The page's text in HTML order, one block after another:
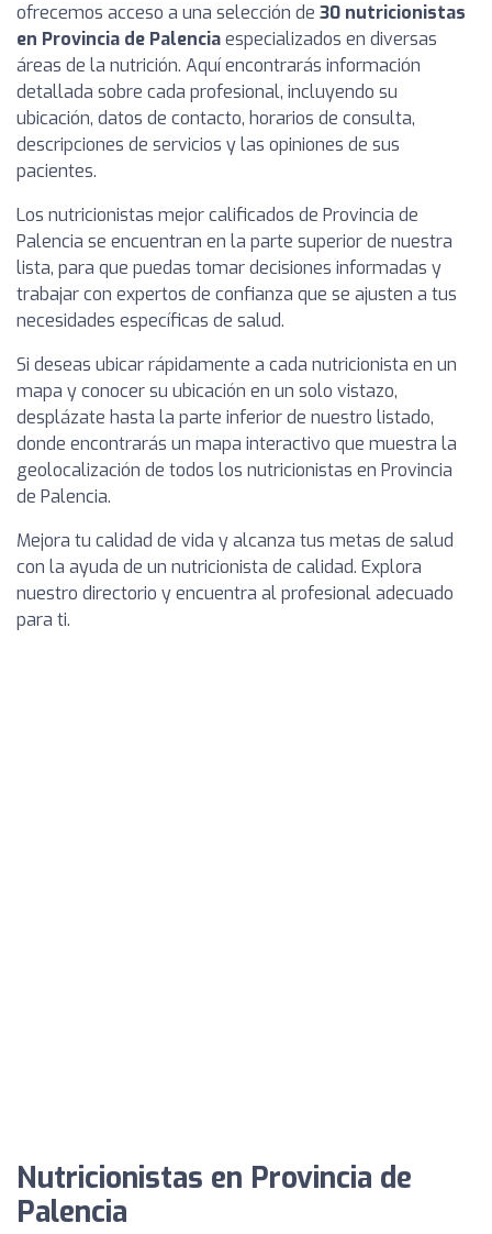
ofrecemos acceso a una selección de 30 nutricionistas
en Provincia de Palenciaespecializados en diversas
áreas de la nutrición. Aquí encontrarás información
detallada sobre cada profesional, incluyendo su
ubicación, datos de contacto, horarios de consulta,
descripciones de servicios y las opiniones de sus
pacientes.
Los nutricionistas mejor calificados de Provincia de
Palencia se encuentran en la parte superior de nuestra
lista, para que puedas tomar decisiones informadas y
trabajar con expertos de confianza que se ajusten a tus
necesidades específicas de salud.
Si deseas ubicar rápidamente a cada nutricionista en un
mapa y conocer su ubicación en un solo vistazo,
desplázate hasta la parte inferior de nuestro listado,
donde encontrarás un mapa interactivo que muestra la
geolocalización de todos los nutricionistas en Provincia
de Palencia.
Mejora tu calidad de vida y alcanza tus metas de salud
con la ayuda de un nutricionista de calidad. Explora
nuestro directorio y encuentra al profesional adecuado
para ti.
Nutricionistas en Provincia de
Palencia